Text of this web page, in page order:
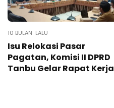
10 BULAN LALU
Isu Relokasi Pasar
Pagatan, Komisi II DPRD
Tanbu Gelar Rapat Kerja